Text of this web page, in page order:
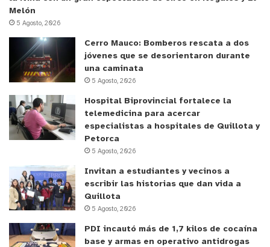
Melón
5 Agosto, 2026
Cerro Mauco: Bomberos rescata a dos
jóvenes que se desorientaron durante
una caminata
5 Agosto, 2026
Hospital Biprovincial fortalece la
telemedicina para acercar
especialistas a hospitales de Quillota y
Petorca
5 Agosto, 2026
Invitan a estudiantes y vecinos a
escribir las historias que dan vida a
Quillota
5 Agosto, 2026
PDI incautó más de 1,7 kilos de cocaína
base y armas en operativo antidrogas